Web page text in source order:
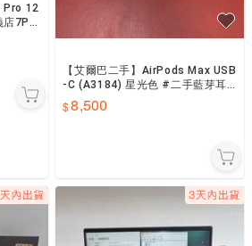
Pro 12
7PN
【艾爾巴二手】AirPods Max USB
-C (A3184) 星光色 #二手藍芽耳
機 #板橋店RHQVK
8,500